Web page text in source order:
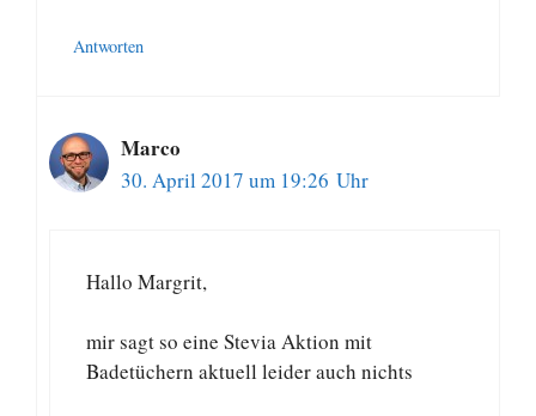
Antworten
Marco
30. April 2017 um 19:26 Uhr
Hallo Margrit,
mir sagt so eine Stevia Aktion mit
Badetüchern aktuell leider auch nichts